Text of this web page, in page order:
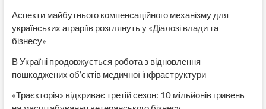
Аспекти майбутнього компенсаційного механізму для
українських аграріїв розглянуть у «Діалозі влади та
бізнесу»
В Україні продовжується робота з відновлення
пошкоджених об’єктів медичної інфраструктури
«Траєкторія» відкриває третій сезон: 10 мільйонів гривень